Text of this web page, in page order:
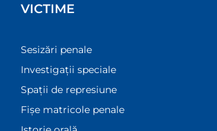
VICTIME
Sesizări penale
Investigații speciale
Spații de represiune
Fișe matricole penale